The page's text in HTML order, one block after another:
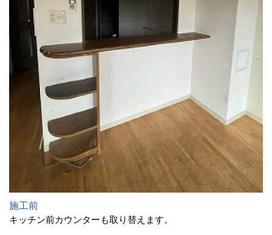
施工前
キッチン前カウンターも取り替えます。